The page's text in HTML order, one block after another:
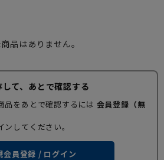
品はありません。
て、あとで確認する
品をあとで確認するには 会員登録（無
してください。
会員登録 / ログイン